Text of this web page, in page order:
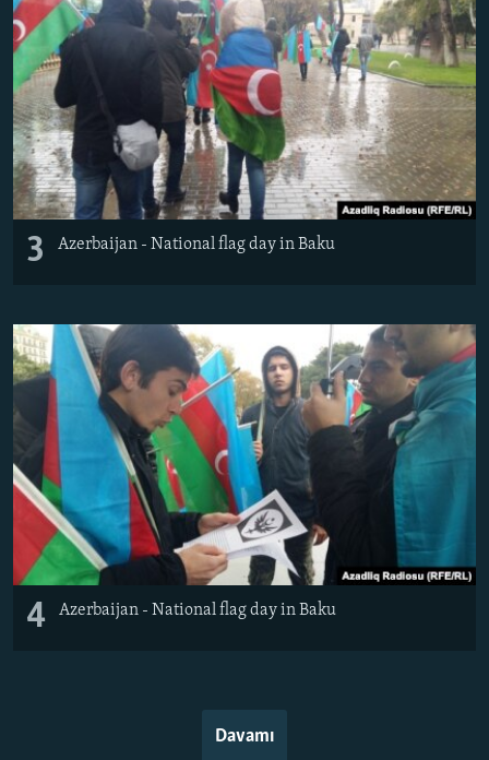
3 Azerbaijan - National flag day in Baku
4 Azerbaijan - National flag day in Baku
Davamı